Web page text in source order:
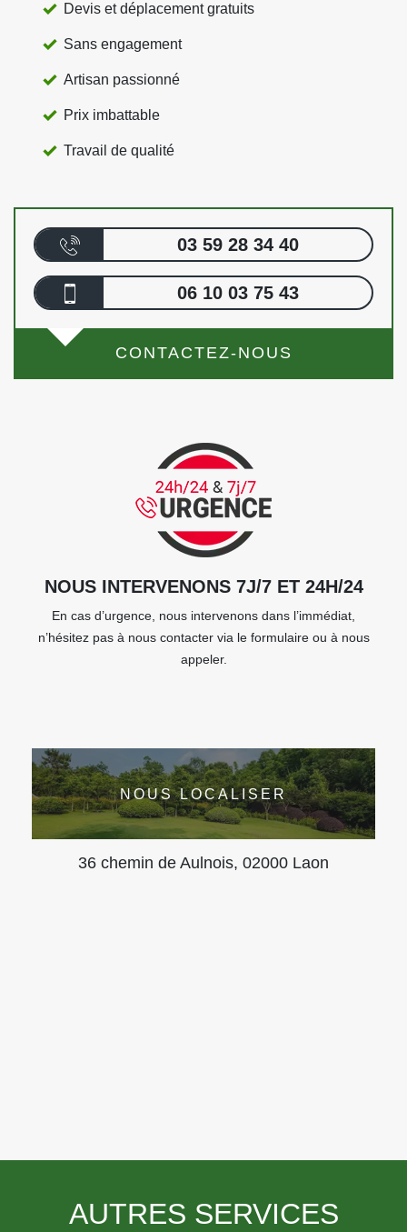
Devis et déplacement gratuits
Sans engagement
Artisan passionné
Prix imbattable
Travail de qualité
03 59 28 34 40
06 10 03 75 43
CONTACTEZ-NOUS
NOUS INTERVENONS 7J/7 ET 24H/24
En cas d’urgence, nous intervenons dans l’immédiat,
n’hésitez pas à nous contacter via le formulaire ou à nous
appeler.
NOUS LOCALISER
36 chemin de Aulnois, 02000 Laon
AUTRES SERVICES